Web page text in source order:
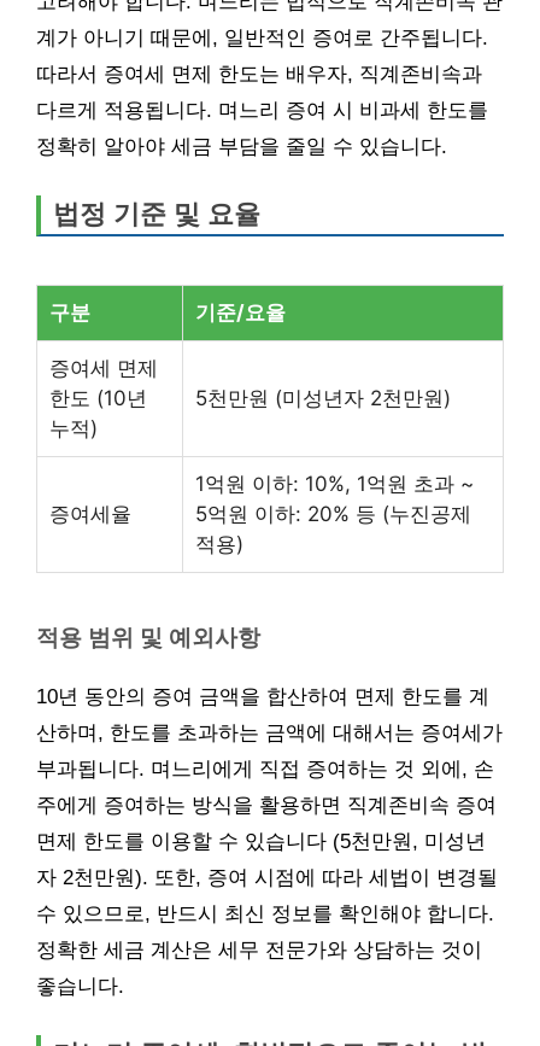
계가 아니기 때문에, 일반적인 증여로 간주됩니다.
따라서 증여세 면제 한도는 배우자, 직계존비속과
다르게 적용됩니다. 며느리 증여 시 비과세 한도를
정확히 알아야 세금 부담을 줄일 수 있습니다.
법정 기준 및 요율
구분 기준/요율
증여세 면제
한도 (10년
누적)
5천만원 (미성년자 2천만원)
증여세율
1억원 이하: 10%, 1억원 초과 ~
5억원 이하: 20% 등 (누진공제
적용)
적용 범위 및 예외사항
10년 동안의 증여 금액을 합산하여 면제 한도를 계
산하며, 한도를 초과하는 금액에 대해서는 증여세가
부과됩니다. 며느리에게 직접 증여하는 것 외에, 손
주에게 증여하는 방식을 활용하면 직계존비속 증여
면제 한도를 이용할 수 있습니다 (5천만원, 미성년
자 2천만원). 또한, 증여 시점에 따라 세법이 변경될
수 있으므로, 반드시 최신 정보를 확인해야 합니다.
정확한 세금 계산은 세무 전문가와 상담하는 것이
좋습니다.